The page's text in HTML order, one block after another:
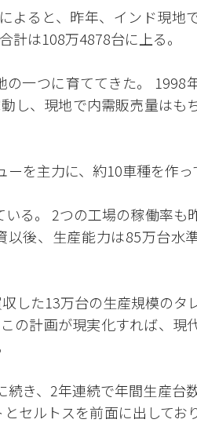
よると、昨年、インド現地
計は108万4878台に上る。
一つに育ててきた。 1998
し、現地で内需販売量はも
を主力に、約10車種を作っ
る。 2つの工場の稼働率も
後、生産能力は85万台水
した13万台の生産規模のタ
の計画が現実化すれば、現
き、2年連続で年間生産台
セルトスを前面に出してお